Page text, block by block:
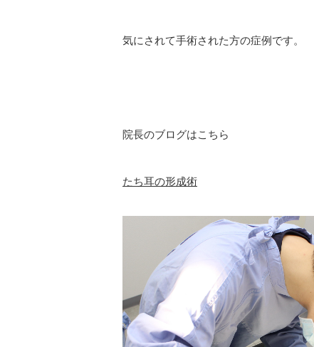
気にされて手術された方の症例です。
院長のブログはこちら
たち耳の形成術